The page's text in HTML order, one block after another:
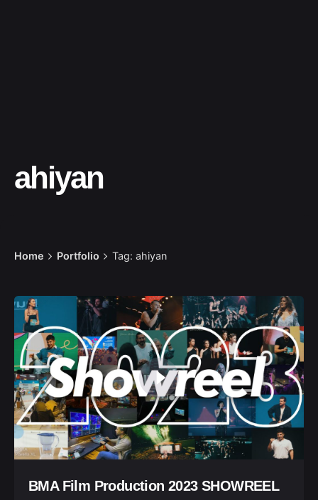
ahiyan
Home Portfolio Tag: ahiyan
BMA Film Production 2023 SHOWREEL